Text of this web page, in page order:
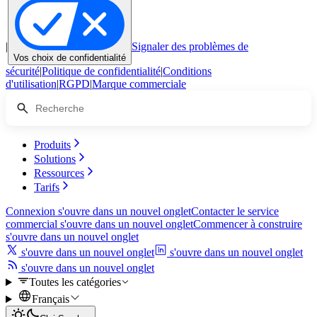
|
Vos choix de confidentialité
Signaler des problèmes de
sécurité|Politique de confidentialité|Conditions
d'utilisation|RGPD|Marque commerciale
Produits
Solutions
Ressources
Tarifs
Connexion s'ouvre dans un nouvel ongletContacter le service
commercial s'ouvre dans un nouvel ongletCommencer à construire
s'ouvre dans un nouvel onglet
s'ouvre dans un nouvel onglet
s'ouvre dans un nouvel onglet
s'ouvre dans un nouvel onglet
Toutes les catégories
Français